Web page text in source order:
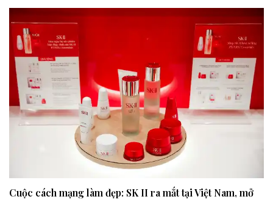
Cuộc cách mạng làm đẹp: SK II ra mắt tại Việt Nam, mở